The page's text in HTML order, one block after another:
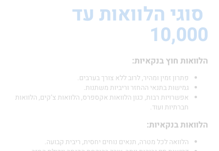
הלוואות עד
חוץ בנקאיות:
פתרון זמין ומהיר, לרוב ללא צורך בערבים.
גמישות בתנאי ההחזר וריביות משתנות.
אפשרויות רבות, כגון הלוואות אקספרס, הלוואות צ’קים, הלוואות
חברתיות ועוד.
בנקאיות:
הלוואה לכל מטרה, תנאים נוחים יחסית, ריבית קבועה.